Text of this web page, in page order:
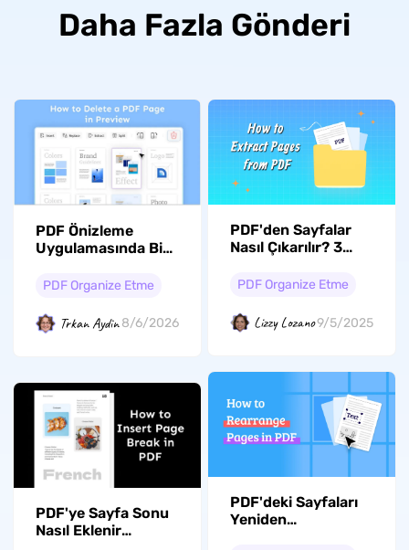
Daha Fazla Gönderi
PDF Önizleme
Uygulamasında Bir
Silebilirsiniz
PDF Organize Etme
Trkan Aydin 8/6/2026
PDF'den Sayfalar
Nasıl Çıkarılır? 3
PDF Organize Etme
Lizzy Lozano9/5/2025
PDF'ye Sayfa Sonu
Nasıl Eklenir
PDF'deki Sayfaları
Yeniden